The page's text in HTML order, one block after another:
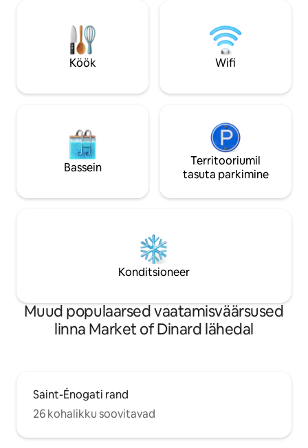
Dinard: kiviviske kaugusel 5-7 min auto,
buss või jalgratas - St Malo: lühike
autosõit 15-20 minutit autoga, buss -
Saint Micheli mägi: 50-minutilise
koristusvõimalus
võimalik:
vastuvõtul).
Köök Wifi
Bassein
Territooriumil
tasuta parkimine
Konditsioneer
Muud populaarsed vaatamisväärsused
linna Market of Dinard lähedal
Saint-Énogati rand
26 kohalikku soovitavad